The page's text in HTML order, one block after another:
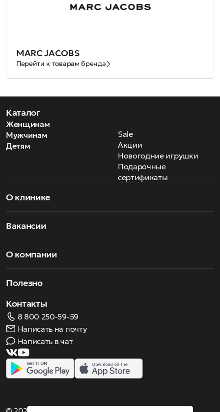
MARC JACOBS
Перейти к товарам бренда
Каталог
Женщинам
Мужчинам
Детям
Sale
Акции
Новогодние игрушки
Подарочные
сертификаты
О клинике
Вакансии
О компании
Полезно
Контакты
8 800 250-59-59
Написать на почту
Написать в чат